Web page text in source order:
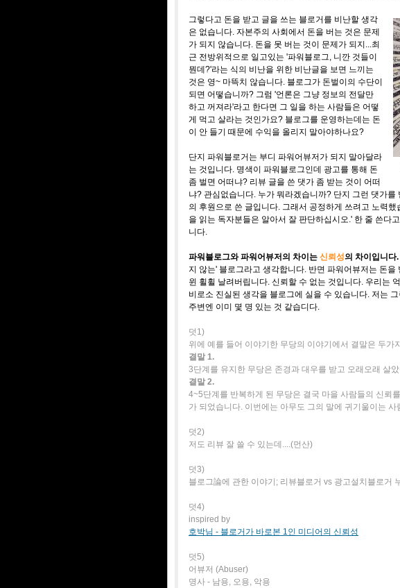
그렇다고 돈을 받고 글을 쓰는 블로거를 비난할 생각
은 없습니다. 자본주의 사회에서 돈을 버는 것은 문제
가 되지 않습니다. 돈을 못 버는 것이 문제가 되지...최
근 전방위적으로 일고있는 '파워블로그, 니깐 것들이
뭔데?'라는 식의 비난을 위한 비난글을 보면 느끼는
것은 영~ 마뜩치 않습니다. 블로그가 돈벌이의 수단이
되면 어떻습니까? 그럼 '언론은 그냥 정보의 전달만
하고 꺼져라'라고 한다면 그 일을 하는 사람들은 어떻
게 먹고 살라는 것인가요? 블로그를 운영하는데는 돈
이 안 들기 때문에 수익을 올리지 말아야하나요?
단지 파워블로거는 부디 파워어뷰저가 되지 말아달라
는 것입니다. 명색이 파워블로그인데 광고를 통해 돈
좀 벌면 어떠냐? 리뷰 글을 쓴 댓가 좀 받는 것이 어떠
냐? 관심없습니다. 누가 뭐라겠습니까? 단지 그런 댓가
의 후원으로 쓴 글입니다. 그래서 공정하게 쓰려고 노력
을 읽는 독자분들은 알아서 잘 판단하십시오.' 한 줄 쓴다
니다.
파워블로그와 파워어뷰저의 차이는 신뢰성의 차이입니다.
지 않는' 블로그라고 생각합니다. 반면 파워어뷰저는 돈
윈 휠휠 날려버립니다. 신뢰할 수 없는 것입니다. 우리는
비로소 진실된 생각을 블로그에 실을 수 있습니다. 저는
주변엔 이미 몇 명 있는 것 같습디다.
덧1)
위에 예를 들어 이야기한 무당의 이야기에서 결말은 두가
결말 1.
3단계를 유지한 무당은 존경과 대우를 받고 오래오래 살
결말 2.
4~5단계를 반복하게 된 무당은 결국 마을 사람들의 신뢰
가 되었습니다. 이번에는 아무도 그의 말에 귀기울이는 사
덧2)
저도 리뷰 잘 쓸 수 있는데....(먼산)
덧3)
블로그論에 관한 이야기; 리뷰블로거 vs 광고설치블로거
덧4)
inspired by
호박님 - 블로거가 바로본 1인 미디어의 신뢰성
덧5)
어뷰저 (Abuser)
명사 - 남용, 오용, 악용